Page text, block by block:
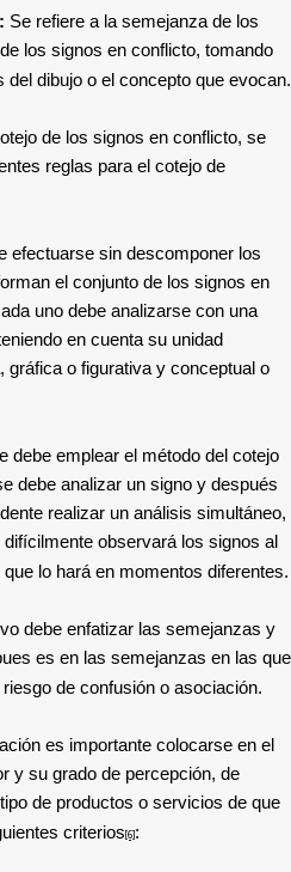
Se refiere a la semejanza de los
los signos en conflicto, tomando
del dibujo o el concepto que evocan.
de los signos en conflicto, se
reglas para el cotejo de
efectuarse sin descomponer los
el conjunto de los signos en
uno debe analizarse con una
en cuenta su unidad
gráfica o figurativa y conceptual o
debe emplear el método del cotejo
debe analizar un signo y después
realizar un análisis simultáneo,
observará los signos al
lo hará en momentos diferentes.
debe enfatizar las semejanzas y
es en las semejanzas en las que
de confusión o asociación.
es importante colocarse en el
y su grado de percepción, de
de productos o servicios de que
criterios[6]: